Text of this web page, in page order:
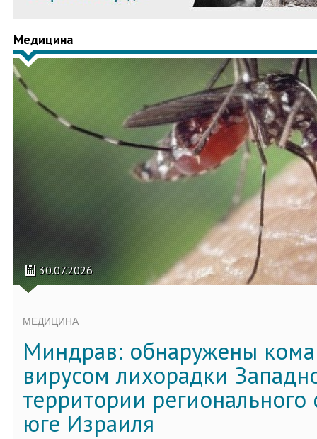
Медицина
30.07.2026
МЕДИЦИНА
Миндрав: обнаружены
вирусом лихорадки
территории регионального
юге Израиля